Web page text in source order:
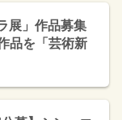
展」作品募集
品を「芸術新